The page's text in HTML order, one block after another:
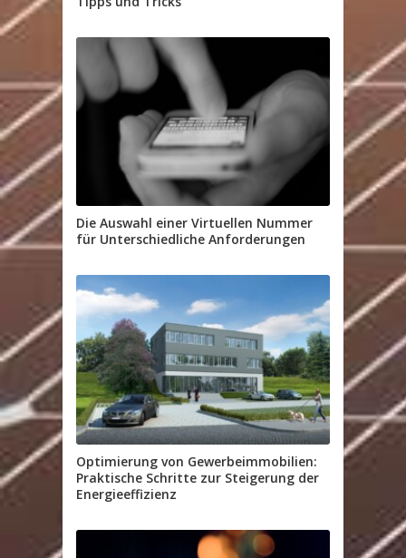
Die Auswahl einer Virtuellen Nummer
für Unterschiedliche Anforderungen
Optimierung von Gewerbeimmobilien:
Praktische Schritte zur Steigerung der
Energieeffizienz